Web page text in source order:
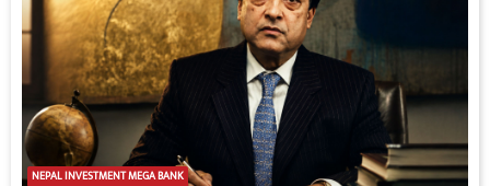
NEPAL INVESTMENT MEGA BANK